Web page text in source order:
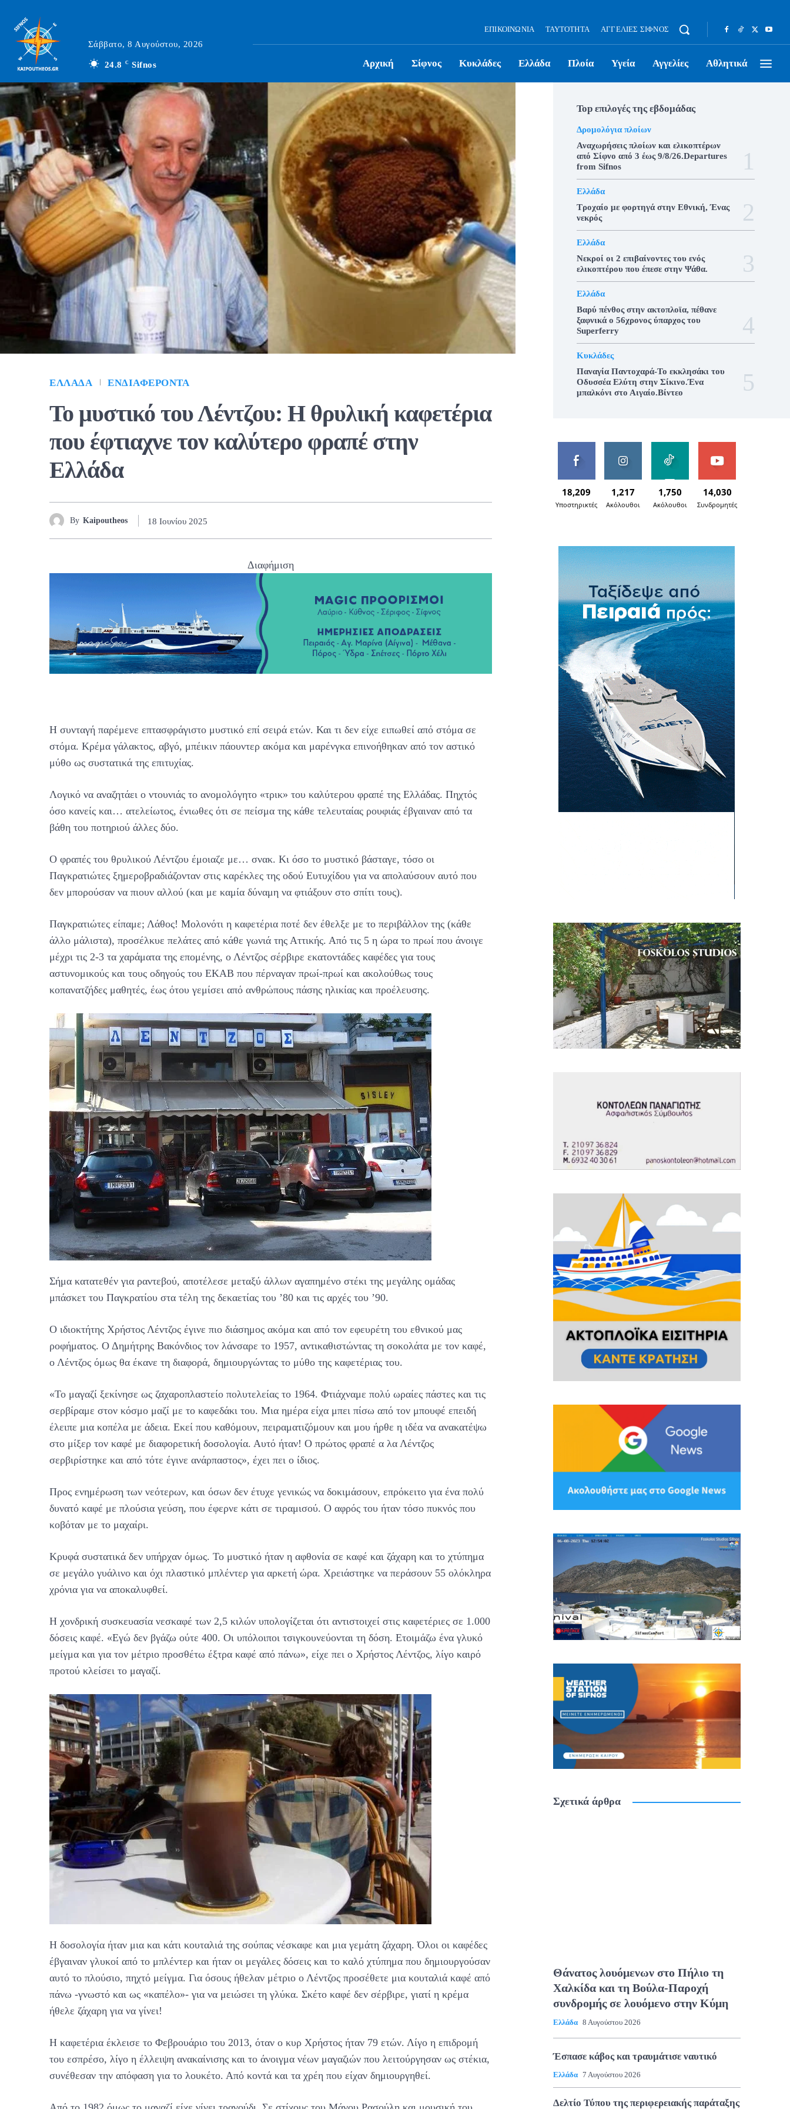
Σάββατο, 8 Αυγούστου, 2026
24.8 C Sifnos
ΕΠΙΚΟΙΝΩΝΊΑ ΤΑΥΤΌΤΗΤΑ ΑΓΓΕΛΊΕΣ ΣΊΦΝΟΣ
Αρχική Σίφνος Κυκλάδες Ελλάδα Πλοία Υγεία Αγγελίες Αθλητικά
ΕΛΛΆΔΑ ΕΝΔΙΑΦΈΡΟΝΤΑ
Το μυστικό του Λέντζου: Η θρυλική καφετέρια
που έφτιαχνε τον καλύτερο φραπέ στην
Ελλάδα
By Kaipoutheos 18 Ιουνίου 2025
Διαφήμιση
Η συνταγή παρέμενε επτασφράγιστο μυστικό επί σειρά ετών. Και τι δεν είχε ειπωθεί από στόμα σε
στόμα. Κρέμα γάλακτος, αβγό, μπέικιν πάουντερ ακόμα και μαρένγκα επινοήθηκαν από τον αστικό
μύθο ως συστατικά της επιτυχίας.
Λογικό να αναζητάει ο ντουνιάς το ανομολόγητο «τρικ» του καλύτερου φραπέ της Ελλάδας. Πηχτός
όσο κανείς και… ατελείωτος, ένιωθες ότι σε πείσμα της κάθε τελευταίας ρουφιάς έβγαιναν από τα
βάθη του ποτηριού άλλες δύο.
Ο φραπές του θρυλικού Λέντζου έμοιαζε με… σνακ. Κι όσο το μυστικό βάσταγε, τόσο οι
Παγκρατιώτες ξημεροβραδιάζονταν στις καρέκλες της οδού Ευτυχίδου για να απολαύσουν αυτό που
δεν μπορούσαν να πιουν αλλού (και με καμία δύναμη να φτιάξουν στο σπίτι τους).
Παγκρατιώτες είπαμε; Λάθος! Μολονότι η καφετέρια ποτέ δεν έθελξε με το περιβάλλον της (κάθε
άλλο μάλιστα), προσέλκυε πελάτες από κάθε γωνιά της Αττικής. Από τις 5 η ώρα το πρωί που άνοιγε
μέχρι τις 2-3 τα χαράματα της επομένης, ο Λέντζος σέρβιρε εκατοντάδες καφέδες για τους
αστυνομικούς και τους οδηγούς του ΕΚΑΒ που πέρναγαν πρωί-πρωί και ακολούθως τους
κοπανατζήδες μαθητές, έως ότου γεμίσει από ανθρώπους πάσης ηλικίας και προέλευσης.
Σήμα κατατεθέν για ραντεβού, αποτέλεσε μεταξύ άλλων αγαπημένο στέκι της μεγάλης ομάδας
μπάσκετ του Παγκρατίου στα τέλη της δεκαετίας του ’80 και τις αρχές του ’90.
Ο ιδιοκτήτης Χρήστος Λέντζος έγινε πιο διάσημος ακόμα και από τον εφευρέτη του εθνικού μας
ροφήματος. Ο Δημήτρης Βακόνδιος τον λάνσαρε το 1957, αντικαθιστώντας τη σοκολάτα με τον καφέ,
ο Λέντζος όμως θα έκανε τη διαφορά, δημιουργώντας το μύθο της καφετέριας του.
«Το μαγαζί ξεκίνησε ως ζαχαροπλαστείο πολυτελείας το 1964. Φτιάχναμε πολύ ωραίες πάστες και τις
σερβίραμε στον κόσμο μαζί με το καφεδάκι του. Μια ημέρα είχα μπει πίσω από τον μπουφέ επειδή
έλειπε μια κοπέλα με άδεια. Εκεί που καθόμουν, πειραματιζόμουν και μου ήρθε η ιδέα να ανακατέψω
στο μίξερ τον καφέ με διαφορετική δοσολογία. Αυτό ήταν! Ο πρώτος φραπέ α λα Λέντζος
σερβιρίστηκε και από τότε έγινε ανάρπαστος», έχει πει ο ίδιος.
Προς ενημέρωση των νεότερων, και όσων δεν έτυχε γενικώς να δοκιμάσουν, επρόκειτο για ένα πολύ
δυνατό καφέ με πλούσια γεύση, που έφερνε κάτι σε τιραμισού. Ο αφρός του ήταν τόσο πυκνός που
κοβόταν με το μαχαίρι.
Κρυφά συστατικά δεν υπήρχαν όμως. Το μυστικό ήταν η αφθονία σε καφέ και ζάχαρη και το χτύπημα
σε μεγάλο γυάλινο και όχι πλαστικό μπλέντερ για αρκετή ώρα. Χρειάστηκε να περάσουν 55 ολόκληρα
χρόνια για να αποκαλυφθεί.
Η χονδρική συσκευασία νεσκαφέ των 2,5 κιλών υπολογίζεται ότι αντιστοιχεί στις καφετέριες σε 1.000
δόσεις καφέ. «Eγώ δεν βγάζω ούτε 400. Oι υπόλοιποι τσιγκουνεύονται τη δόση. Ετοιμάζω ένα γλυκό
μείγμα και για τον μέτριο προσθέτω έξτρα καφέ από πάνω», είχε πει ο Χρήστος Λέντζος, λίγο καιρό
προτού κλείσει το μαγαζί.
Η δοσολογία ήταν μια και κάτι κουταλιά της σούπας νέσκαφε και μια γεμάτη ζάχαρη. Όλοι οι καφέδες
έβγαιναν γλυκοί από το μπλέντερ και ήταν οι μεγάλες δόσεις και το καλό χτύπημα που δημιουργούσαν
αυτό το πλούσιο, πηχτό μείγμα. Για όσους ήθελαν μέτριο ο Λέντζος προσέθετε μια κουταλιά καφέ από
πάνω -γνωστό και ως «καπέλο»- για να μειώσει τη γλύκα. Σκέτο καφέ δεν σέρβιρε, γιατί η κρέμα
ήθελε ζάχαρη για να γίνει!
Η καφετέρια έκλεισε το Φεβρουάριο του 2013, όταν ο κυρ Χρήστος ήταν 79 ετών. Λίγο η επιδρομή
του εσπρέσο, λίγο η έλλειψη ανακαίνισης και το άνοιγμα νέων μαγαζιών που λειτούργησαν ως στέκια,
συνέθεσαν την απόφαση για το λουκέτο. Από κοντά και τα χρέη που είχαν δημιουργηθεί.
Top επιλογές της εβδομάδας
Δρομολόγια πλοίων
Αναχωρήσεις πλοίων και ελικοπτέρων
από Σίφνο από 3 έως 9/8/26.Departures
from Sifnos
Ελλάδα
Τροχαίο με φορτηγά στην Εθνική, Ένας
νεκρός
Ελλάδα
Νεκροί οι 2 επιβαίνοντες του ενός
ελικοπτέρου που έπεσε στην Ψάθα.
Ελλάδα
Βαρύ πένθος στην ακτοπλοϊα, πέθανε
ξαφνικά ο 56χρονος ύπαρχος του
Superferry
Κυκλάδες
Παναγία Παντοχαρά-Το εκκλησάκι του
Οδυσσέα Ελύτη στην Σίκινο.Ένα
μπαλκόνι στο Αιγαίο.Βίντεο
18,209
Υποστηρικτές
1,217
Ακόλουθοι
1,750
Ακόλουθοι
14,030
Συνδρομητές
Σχετικά άρθρα
Θάνατος λουόμενων στο Πήλιο τη
Χαλκίδα και τη Βούλα-Παροχή
συνδρομής σε λουόμενο στην Κύμη
Ελλάδα 8 Αυγούστου 2026
Έσπασε κάβος και τραυμάτισε ναυτικό
Ελλάδα 7 Αυγούστου 2026
Δελτίο Τύπου της περιφερειακής παράταξης